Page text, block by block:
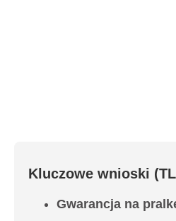
Kluczowe wnioski
Gwarancja na